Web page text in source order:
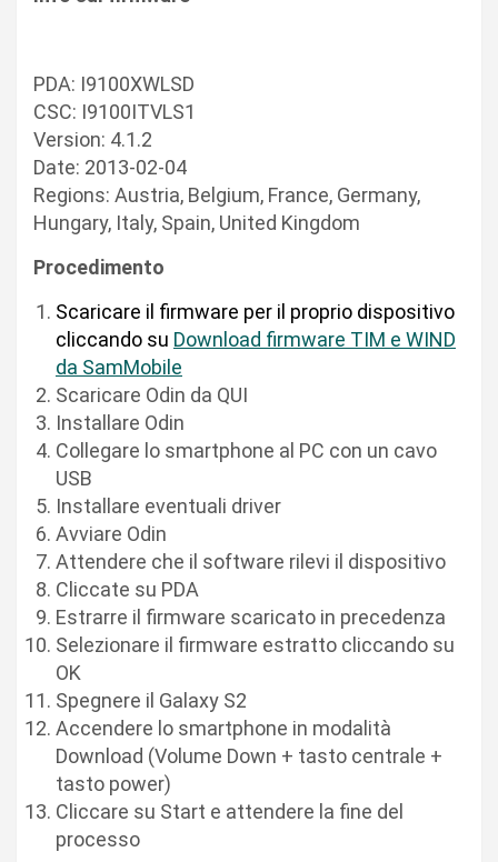
PDA: I9100XWLSD
CSC: I9100ITVLS1
Version: 4.1.2
Date: 2013-02-04
Regions: Austria, Belgium, France, Germany,
Hungary, Italy, Spain, United Kingdom
Procedimento
Scaricare il firmware per il proprio dispositivo
cliccando su Download firmware TIM e WIND
da SamMobile
Scaricare Odin da QUI
Installare Odin
Collegare lo smartphone al PC con un cavo
USB
Installare eventuali driver
Avviare Odin
Attendere che il software rilevi il dispositivo
Cliccate su PDA
Estrarre il firmware scaricato in precedenza
Selezionare il firmware estratto cliccando su
OK
Spegnere il Galaxy S2
Accendere lo smartphone in modalità
Download (Volume Down + tasto centrale +
tasto power)
Cliccare su Start e attendere la fine del
processo